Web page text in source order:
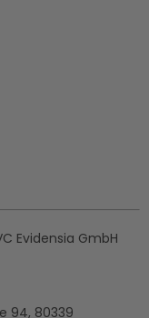
Evidensia GmbH
94, ​80339